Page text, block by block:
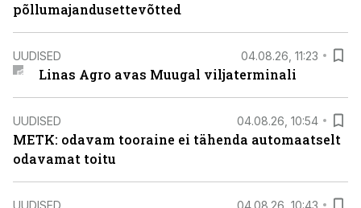
põllumajandusettevõtted
UUDISED 04.08.26, 11:23
Linas Agro avas Muugal viljaterminali
UUDISED 04.08.26, 10:54
METK: odavam tooraine ei tähenda automaatselt
odavamat toitu
UUDISED 04.08.26, 10:43